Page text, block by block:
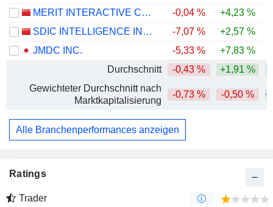
MERIT INTERACTIVE CO.,LTD.
-0,04 % +4,23 %
SDIC INTELLIGENCE INFORMATION TECHNOLOGY CO., LTD.
-7,07 % +2,57 %
JMDC INC.
-5,33 % +7,83 %
Durchschnitt
-0,43 % +1,91 %
Gewichteter Durchschnitt nach
Marktkapitalisierung
-0,73 % -0,50 %
Alle Branchenperformances anzeigen
Ratings
Trader